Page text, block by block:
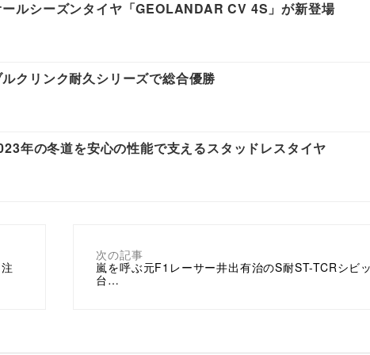
次の記事
嵐を呼ぶ元F1レーサー井出有治のS耐ST-TCRシビ
台…
ルシーズンタイヤ「GEOLANDAR CV 4S」が新登場
クリンク耐久シリーズで総合優勝
年の冬道を安心の性能で支えるスタッドレスタイヤ